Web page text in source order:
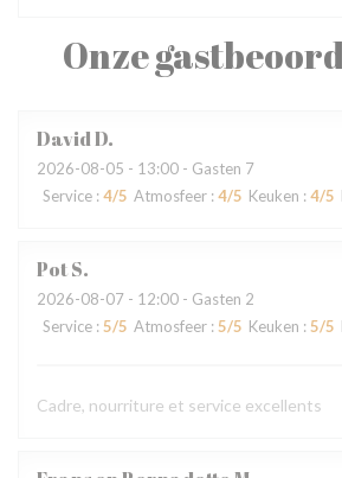
Onze
DavidD
2026-08-05 - 13:00 - Gasten 7
Service : 4/5 Atmosfeer : 4/5 Keuken : 4/5
PotS
2026-08-07 - 12:00 - Gasten 2
Service : 5/5 Atmosfeer : 5/5 Keuken : 5/5
Cadre, nourriture et service excellents